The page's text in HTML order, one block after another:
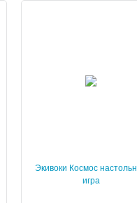
Экивоки Космос
игра